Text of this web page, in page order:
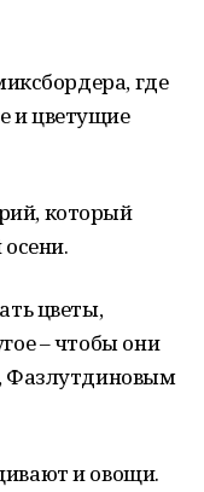
где
и цветущие
который
цветы,
– чтобы они
Фазлутдиновым
и овощи.